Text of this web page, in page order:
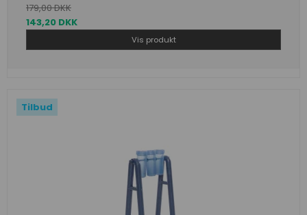
179,00 DKK
143,20 DKK
Vis produkt
Tilbud